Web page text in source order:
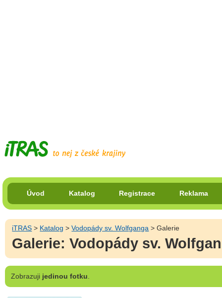
Úvod Katalog Registrace Reklama
iTRAS > Katalog >Vodopády sv. Wolfganga > Galerie
Galerie: Vodopády sv.
Zobrazuji jedinou fotku